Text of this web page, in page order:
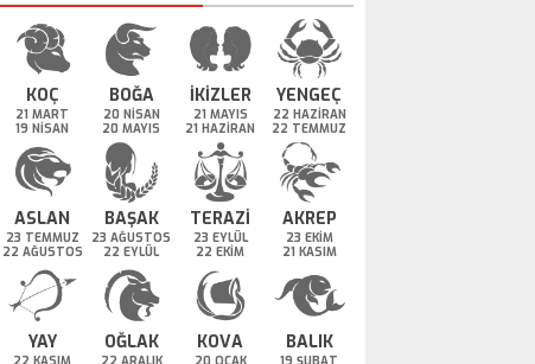
KOÇ
21 MART
19 NİSAN
BOĞA
20 NİSAN
20 MAYIS
İKİZLER
21 MAYIS
21 HAZİRAN
YENGEÇ
22 HAZİRAN
22 TEMMUZ
ASLAN
23 TEMMUZ
22 AĞUSTOS
BAŞAK
23 AĞUSTOS
22 EYLÜL
TERAZİ
23 EYLÜL
22 EKİM
AKREP
23 EKİM
21 KASIM
YAY OĞLAK KOVA BALIK